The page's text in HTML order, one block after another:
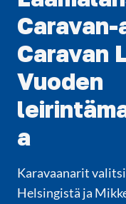
Caravan
Vuoden
a
Karavaanarit
Helsingistä ja